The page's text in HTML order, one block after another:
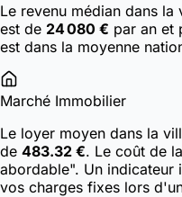
Le revenu médian dans
est de 24 080 € par an et
est dans la moyenne
Marché Immobilier
Le loyer moyen dans la
de 483.32 €. Le coût de
abordable". Un
vos charges fixes lors